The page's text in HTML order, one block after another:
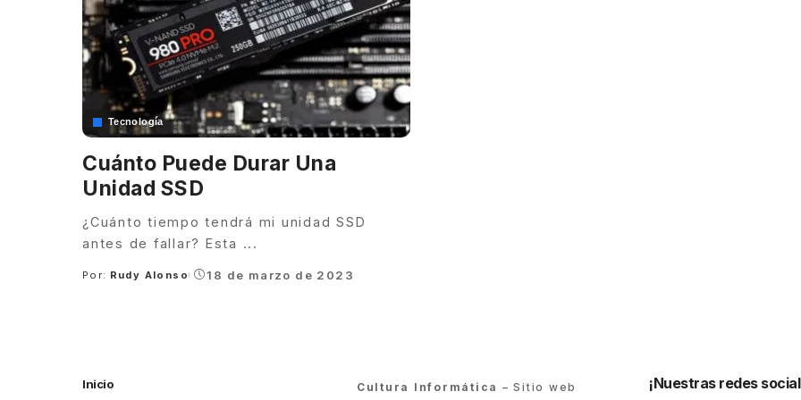
Tecnología
Cuánto Puede Durar Una
Unidad SSD
¿Cuánto tiempo tendrá mi unidad SSD
antes de fallar? Esta ...
Posted
Por: Rudy Alonso 18 de marzo de 2023
Inicio Cultura Informática – Sitio web
¡Nuestras redes